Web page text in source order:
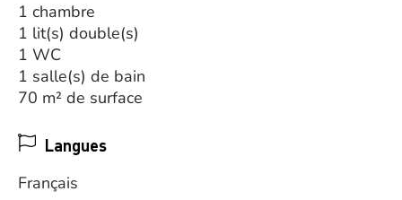
1 chambre
1 lit(s) double(s)
1 WC
1 salle(s) de bain
70 m² de surface
Langues
Français